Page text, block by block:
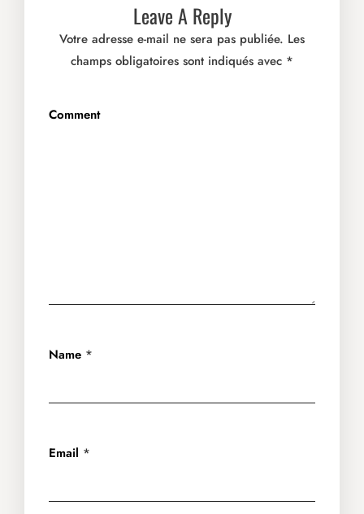
Leave A Reply
Votre adresse e-mail ne sera pas publiée. Les
champs obligatoires sont indiqués avec *
Comment
Name *
Email *